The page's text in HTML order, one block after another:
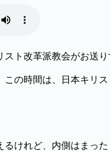
ト改革派教会がお送
の時間は、日本キリ
けれど、内側はまっ